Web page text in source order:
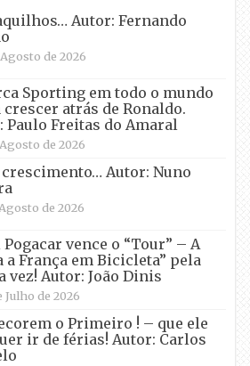
Autor: Fernando
de 2026
Sporting em todo o mundo
crescer atrás de Ronaldo.
Paulo Freitas do Amaral
de 2026
crescimento… Autor: Nuno
de 2026
Pogacar vence o “Tour” – A
a França em Bicicleta” pela
vez! Autor: João Dinis
Julho de 2026
o Primeiro ! – que ele
ir de férias! Autor: Carlos